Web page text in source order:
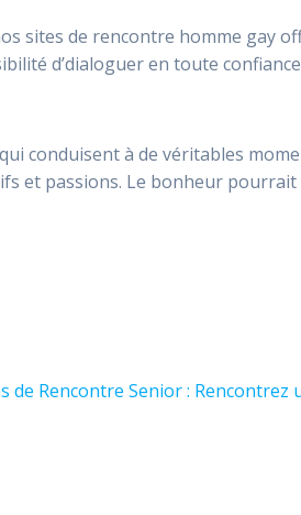
sites de rencontre homme gay
d’dialoguer en toute
conduisent à de véritables
et passions. Le bonheur
de Rencontre Senior : Rencontrez